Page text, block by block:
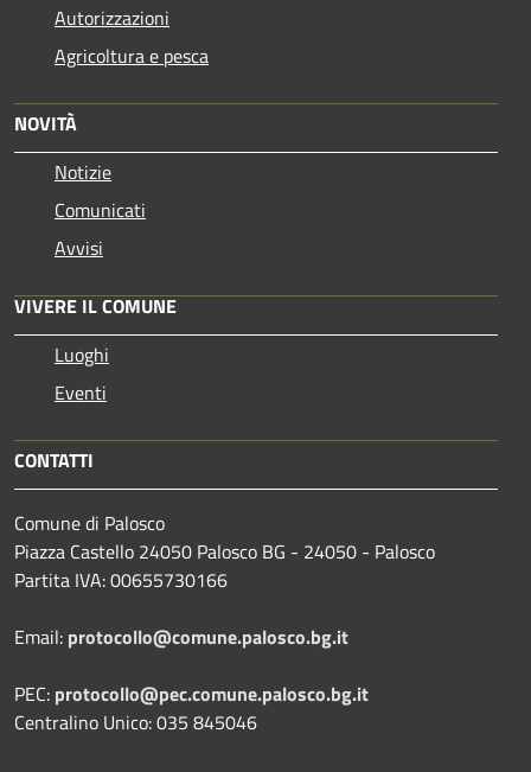
Autorizzazioni
Agricoltura e pesca
NOVITÀ
Notizie
Comunicati
Avvisi
VIVERE IL COMUNE
Luoghi
Eventi
CONTATTI
Comune di Palosco
Piazza Castello 24050 Palosco BG - 24050 - Palosco
Partita IVA: 00655730166
Email: protocollo@comune.palosco.bg.it
PEC: protocollo@pec.comune.palosco.bg.it
Centralino Unico: 035 845046